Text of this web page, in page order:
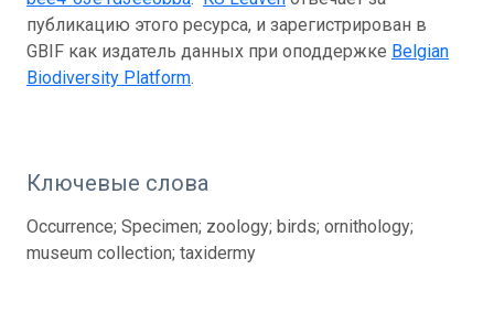
публикацию этого ресурса, и зарегистрирован в
GBIF как издатель данных при оподдержке Belgian
Biodiversity Platform.
Ключевые слова
Occurrence; Specimen; zoology; birds; ornithology;
museum collection; taxidermy